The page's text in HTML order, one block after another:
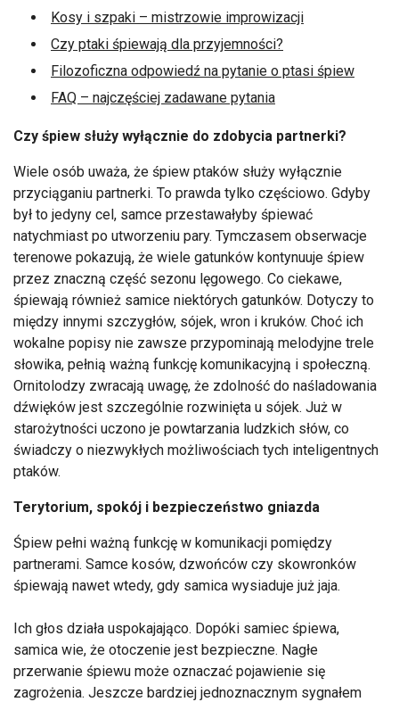
Kosy i szpaki – mistrzowie improwizacji
Czy ptaki śpiewają dla przyjemności?
Filozoficzna odpowiedź na pytanie o ptasi śpiew
FAQ – najczęściej zadawane pytania
Czy śpiew służy wyłącznie do zdobycia partnerki?
Wiele osób uważa, że śpiew ptaków służy wyłącznie
przyciąganiu partnerki. To prawda tylko częściowo. Gdyby
był to jedyny cel, samce przestawałyby śpiewać
natychmiast po utworzeniu pary. Tymczasem obserwacje
terenowe pokazują, że wiele gatunków kontynuuje śpiew
przez znaczną część sezonu lęgowego. Co ciekawe,
śpiewają również samice niektórych gatunków. Dotyczy to
między innymi szczygłów, sójek, wron i kruków. Choć ich
wokalne popisy nie zawsze przypominają melodyjne trele
słowika, pełnią ważną funkcję komunikacyjną i społeczną.
Ornitolodzy zwracają uwagę, że zdolność do naśladowania
dźwięków jest szczególnie rozwinięta u sójek. Już w
starożytności uczono je powtarzania ludzkich słów, co
świadczy o niezwykłych możliwościach tych inteligentnych
ptaków.
Terytorium, spokój i bezpieczeństwo gniazda
Śpiew pełni ważną funkcję w komunikacji pomiędzy
partnerami. Samce kosów, dzwońców czy skowronków
śpiewają nawet wtedy, gdy samica wysiaduje już jaja.
Ich głos działa uspokajająco. Dopóki samiec śpiewa,
samica wie, że otoczenie jest bezpieczne. Nagłe
przerwanie śpiewu może oznaczać pojawienie się
zagrożenia. Jeszcze bardziej jednoznacznym sygnałem